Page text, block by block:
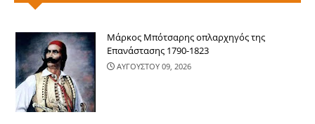
Μάρκος Μπότσαρης οπλαρχηγός της
Επανάστασης 1790-1823
ΑΥΓΟΥΣΤΟΥ 09, 2026